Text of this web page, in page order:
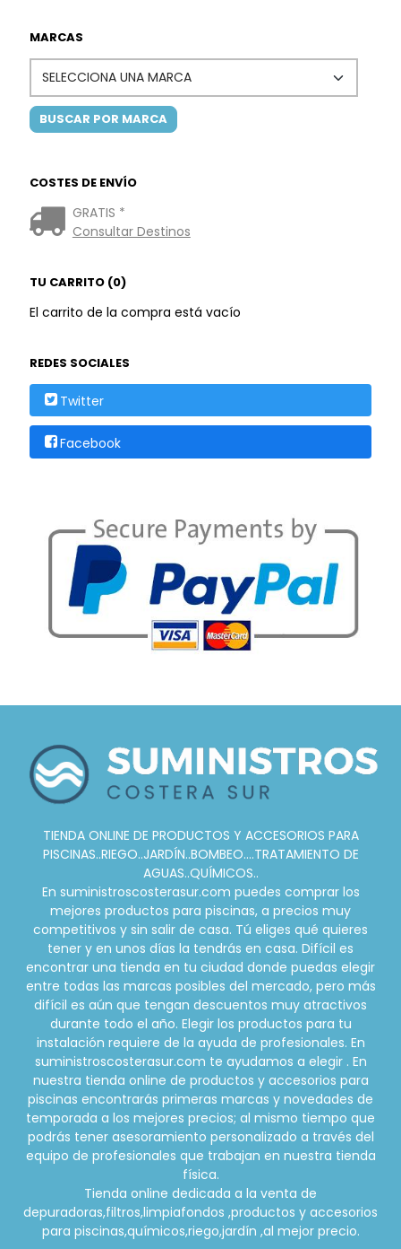
MARCAS
COSTES DE ENVÍO
GRATIS *
Consultar Destinos
TU CARRITO (0)
El carrito de la compra está vacío
REDES SOCIALES
Twitter
Facebook
TIENDA ONLINE DE PRODUCTOS Y ACCESORIOS PARA
PISCINAS..RIEGO..JARDÍN..BOMBEO....TRATAMIENTO DE
AGUAS..QUÍMICOS..
En suministroscosterasur.com puedes comprar los
mejores productos para piscinas, a precios muy
competitivos y sin salir de casa. Tú eliges qué quieres
tener y en unos días la tendrás en casa. Difícil es
encontrar una tienda en tu ciudad donde puedas elegir
entre todas las marcas posibles del mercado, pero más
difícil es aún que tengan descuentos muy atractivos
durante todo el año. Elegir los productos para tu
instalación requiere de la ayuda de profesionales. En
suministroscosterasur.com te ayudamos a elegir . En
nuestra tienda online de productos y accesorios para
piscinas encontrarás primeras marcas y novedades de
temporada a los mejores precios; al mismo tiempo que
podrás tener asesoramiento personalizado a través del
equipo de profesionales que trabajan en nuestra tienda
física.
Tienda online dedicada a la venta de
depuradoras,filtros,limpiafondos ,productos y accesorios
para piscinas,químicos,riego,jardín ,al mejor precio.